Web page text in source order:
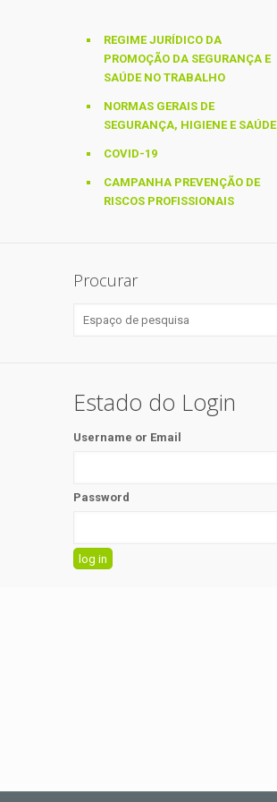
REGIME JURÍDICO DA
PROMOÇÃO DA SEGURANÇA E
SAÚDE NO TRABALHO
NORMAS GERAIS DE
SEGURANÇA, HIGIENE E SAÚDE
COVID-19
CAMPANHA PREVENÇÃO DE
RISCOS PROFISSIONAIS
Procurar
Estado do Login
Username or Email
Password